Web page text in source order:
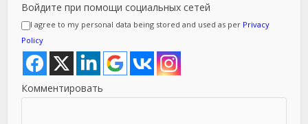
Войдите при помощи социальных сетей
I agree to my personal data being stored and used as per Privacy
Policy
Комментировать